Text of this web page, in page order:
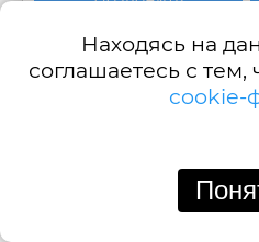
Проект двухэтажного
170 кв м, шесть спален,
ОМ-170-1
Находясь на
соглашаетесь с тем,
cookie-